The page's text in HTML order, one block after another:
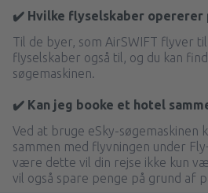
✔️ Hvilke flyselskaber opererer
Til de byer, som AirSWIFT flyver
flyselskaber også til, og du kan
søgemaskinen.
✔️ Kan jeg booke et hotel
Ved at bruge eSky-søgemaskinen
sammen med flyvningen under
være dette vil din rejse ikke kun
vil også spare penge på grund af